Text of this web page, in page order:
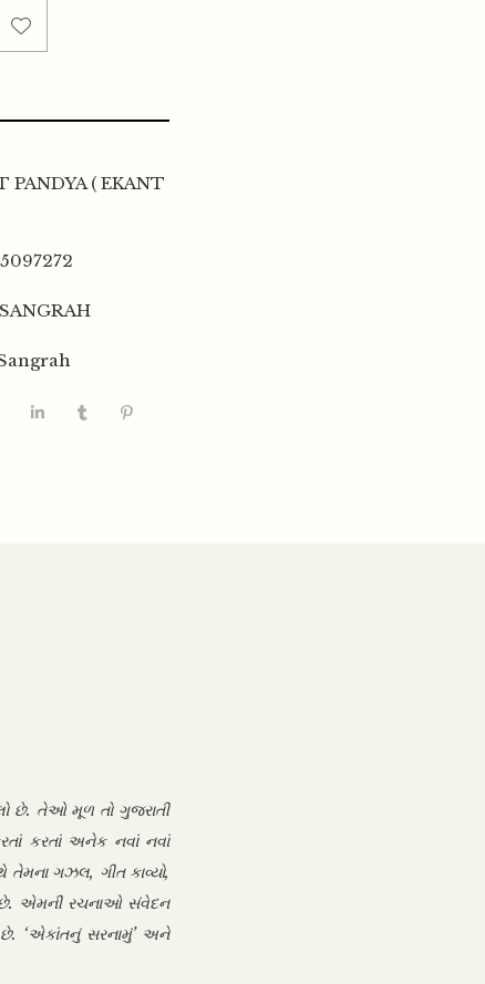
PANDYA ( EKANT
છે. તેઓ મૂળ તો ગુજરાતી
કરતાં અનેક નવાં નવાં
ગઝલ, ગીત કાવ્યો,
છે. એમની રચનાઓ સંવેદન
‘એકાંતનું સરનામું’ અને